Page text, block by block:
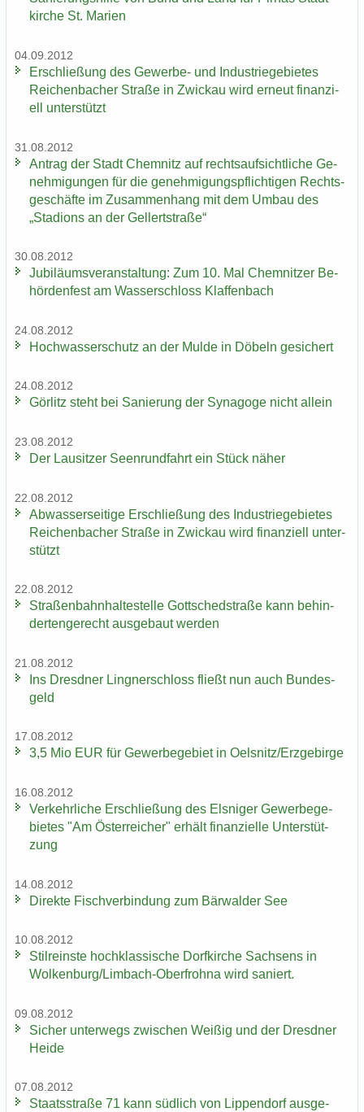
kir­che St. Ma­ri­en
04.09.2012
Er­schlie­ßung des Gewerbe-​ und In­dus­trie­ge­bie­tes
Rei­chen­ba­cher Stra­ße in Zwi­ckau wird er­neut fi­nan­zi­
ell un­ter­stützt
31.08.2012
An­trag der Stadt Chem­nitz auf rechts­auf­sicht­li­che Ge­
neh­mi­gun­gen für die ge­neh­mi­gungs­pflich­ti­gen Rechts­
ge­schäf­te im Zu­sam­men­hang mit dem Umbau des
„Sta­di­ons an der Gel­lert­stra­ße“
30.08.2012
Ju­bi­lä­ums­ver­an­stal­tung: Zum 10. Mal Chem­nit­zer Be­
hör­den­fest am Was­ser­schloss Klaf­fen­bach
24.08.2012
Hoch­was­ser­schutz an der Mulde in Dö­beln ge­si­chert
24.08.2012
Gör­litz steht bei Sa­nie­rung der Syn­ago­ge nicht al­lein
23.08.2012
Der Lau­sit­zer Seen­rund­fahrt ein Stück näher
22.08.2012
Ab­was­ser­sei­ti­ge Er­schlie­ßung des In­dus­trie­ge­bie­tes
Rei­chen­ba­cher Stra­ße in Zwi­ckau wird fi­nan­zi­ell un­ter­
stützt
22.08.2012
Stra­ßen­bahn­hal­te­stel­le Gott­sched­stra­ße kann be­hin­
der­ten­ge­recht aus­ge­baut wer­den
21.08.2012
Ins Dresd­ner Ling­ner­schloss fließt nun auch Bun­des­
geld
17.08.2012
3,5 Mio EUR für Ge­wer­be­ge­biet in Oels­nitz/Erz­ge­bir­ge
16.08.2012
Ver­kehr­li­che Er­schlie­ßung des Els­ni­ger Ge­wer­be­ge­
bie­tes "Am Ös­ter­rei­cher" er­hält fi­nan­zi­el­le Un­ter­stüt­
zung
14.08.2012
Di­rek­te Fisch­ver­bin­dung zum Bär­wal­der See
10.08.2012
Stil­reins­te hoch­klas­si­sche Dorf­kir­che Sach­sens in
Wol­ken­burg/Limbach-​Oberfrohna wird sa­niert.
09.08.2012
Si­cher un­ter­wegs zwi­schen Wei­ßig und der Dresd­ner
Heide
07.08.2012
Staats­stra­ße 71 kann süd­lich von Lip­pen­dorf aus­ge­